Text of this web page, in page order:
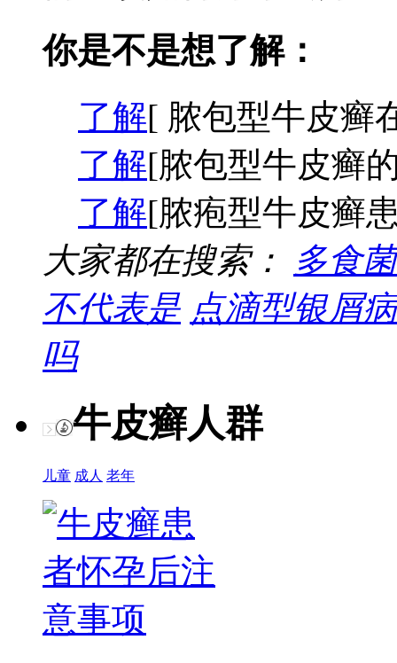
你是不是想了解：
了解[ 脓包型牛皮癣
了解[脓包型牛皮癣
了解[脓疱型牛皮癣
大家都在搜索：
多食
不代表是 点滴型银屑
吗
牛皮癣人群
儿童 成人 老年